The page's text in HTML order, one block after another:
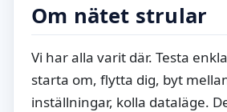
Om nätet strular
Vi har alla varit där. Testa
starta om, flytta dig, byt
inställningar, kolla dataläge.